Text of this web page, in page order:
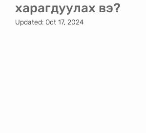
харагдуулах вэ?
Updated: Oct 17, 2024